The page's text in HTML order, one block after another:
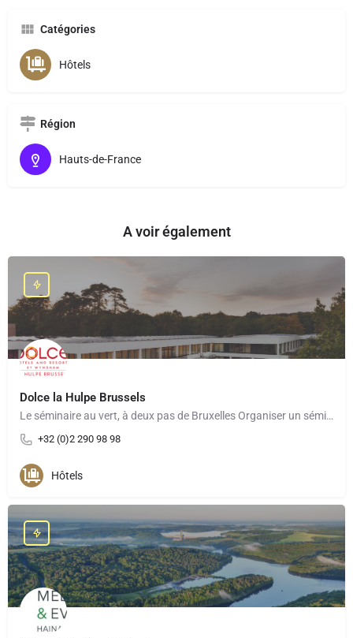
Catégories
Hôtels
Région
Hauts-de-France
A voir également
Dolce la Hulpe Brussels
Le séminaire au vert, à deux pas de Bruxelles Organiser un séminaire au Dolce La Hulpe Brussels, c’est…
+32 (0)2 290 98 98
Hôtels